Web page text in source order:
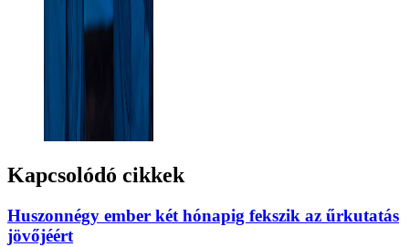
Kapcsolódó cikkek
Huszonnégy ember két hónapig fekszik az űrkutatás
jövőjéért